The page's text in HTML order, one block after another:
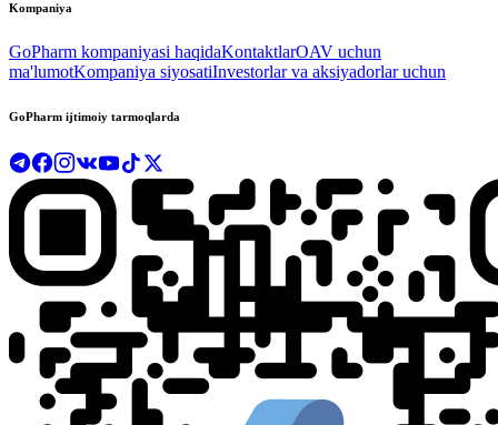
Kompaniya
GoPharm kompaniyasi haqidaKontaktlarOAV uchun
ma'lumotKompaniya siyosatiInvestorlar va aksiyadorlar uchun
GoPharm ijtimoiy tarmoqlarda